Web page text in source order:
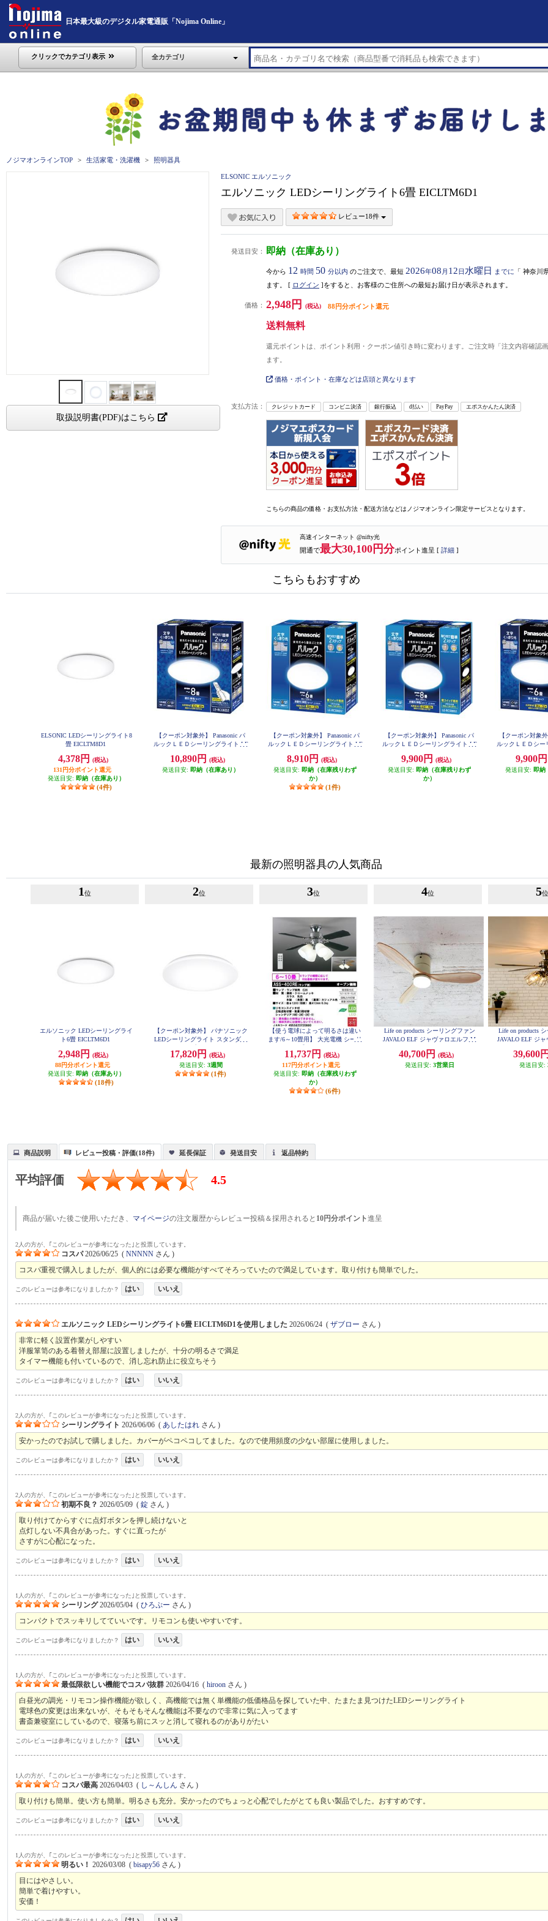
日本最大級のデジタル家電通販「Nojima Online」
クリックでカテゴリ表示 全カテゴリ
ノジマオンラインTOP 生活家電・洗濯機 照明器具
取扱説明書(PDF)はこちら
ELSONIC エルソニック
エルソニック LEDシーリングライト6畳 EICLTM6D1
レビュー18件
発送目安： 即納（在庫あり）
今から 12 時間 50 分以内 のご注文で、最短 2026年08 月 12日 水曜日 までに 「 神奈川
ます。 [ ログイン ]をすると、お客様のご住所への最短お届け日が表示されます。
価格： 2,948円 (税込) 88円分ポイント還元
送料無料
還元ポイントは、ポイント利用・クーポン値引き時に変わります。ご注文時「注文内容確認
ます。
価格・ポイント・在庫などは店頭と異なります
支払方法： クレジットカード コンビニ決済 銀行振込 d払い PayPay エポスかんたん決済
こちらの商品の価格・お支払方法・配送方法などはノジマオンライン限定サービスとなります。
高速インターネット @nifty光
開通で最大30,100円分ポイント進呈 [ 詳細 ]
こちらもおすすめ
ELSONIC LEDシーリングライト8
畳 EICLTM8D1
4,378円
(税込)
131円分ポイント還元
発送目安: 即納（在庫あり）
(4件)
【クーポン対象外】 Panasonic パ
ルックＬＥＤシーリングライト LE
10,890円
(税込)
発送目安: 即納（在庫あり）
【クーポン対象外】 Panasonic パ
ルックＬＥＤシーリングライト LE
8,910円
(税込)
発送目安: 即納（在庫残りわず
か）
(1件)
【クーポン対象外】 Panasonic パ
ルックＬＥＤシーリングライト LE
9,900円
(税込)
発送目安: 即納（在庫残りわず
か）
【クーポン対象
ルックＬＥＤシー
9,900円
発送目安: 即納
最新の照明器具の人気商品
1 位
エルソニック LEDシーリングライ
ト6畳 EICLTM6D1
2,948円
(税込)
88円分ポイント還元
発送目安: 即納（在庫あり）
(18件)
2位
【クーポン対象外】 パナソニック
LEDシーリングライト スタンダー
CM0834A
17,820円
(税込)
発送目安: 3週間
(1件)
3位
【使う電球によって明るさは違い
ます/6～10畳用】 大光電機 シーリ
売】 ASS-400RE
11,737円
(税込)
117円分ポイント還元
発送目安: 即納（在庫残りわず
か）
(6件)
4位
Life on products シーリングファン
JAVALO ELF ジャヴァロエルフ M
wood blades/調色切替式] ホワイト
JE-CF017D-WH
40,700円
(税込)
発送目安: 3営業日
5位
Life on products
JAVALO ELF ジ
6灯] ゴールド
39,600円
発送目安:
商品説明 レビュー投稿・評価(18件) 延長保証 発送目安 返品特約
平均評価 4.5
商品が届いた後ご使用いただき、 マイページの注文履歴からレビュー投稿＆採用されると 10円分ポイント進呈
2人の方が、｢このレビューが参考になった｣と投票しています。
コスパ 2026/06/25 (NNNNN さん )
コスパ重視で購入しましたが、個人的には必要な機能がすべてそろっていたので満足しています。取り付けも簡単でした。
このレビューは参考になりましたか？ はい いいえ
エルソニック LEDシーリングライト6畳 EICLTM6D1を使用しました 2026/06/24 (ザブロー さん )
非常に軽く設置作業がしやすい
洋服箪笥のある着替え部屋に設置しましたが、十分の明るさで満足
タイマー機能も付いているので、消し忘れ防止に役立ちそう
このレビューは参考になりましたか？ はい いいえ
2人の方が、｢このレビューが参考になった｣と投票しています。
シーリングライト 2026/06/06 (あしたはれ さん )
安かったのでお試しで購しました。カバーがペコペコしてました。なので使用頻度の少ない部屋に使用しました。
このレビューは参考になりましたか？ はい いいえ
2人の方が、｢このレビューが参考になった｣と投票しています。
初期不良？ 2026/05/09 (錠 さん )
取り付けてからすぐに点灯ボタンを押し続けないと
点灯しない不具合があった。すぐに直ったが
さすがに心配になった。
このレビューは参考になりましたか？ はい いいえ
1人の方が、｢このレビューが参考になった｣と投票しています。
シーリング 2026/05/04 (ひろぷー さん )
コンパクトでスッキリしてていいです。リモコンも使いやすいです。
このレビューは参考になりましたか？ はい いいえ
1人の方が、｢このレビューが参考になった｣と投票しています。
最低限欲しい機能でコスパ抜群 2026/04/16 (hiroon さん )
白昼光の調光・リモコン操作機能が欲しく、高機能では無く単機能の低価格品を探していた中、たまたま見つけたLEDシーリングライト
電球色の変更は出来ないが、そもそもそんな機能は不要なので非常に気に入ってます
書斎兼寝室にしているので、寝落ち前にスッと消して寝れるのがありがたい
このレビューは参考になりましたか？ はい いいえ
1人の方が、｢このレビューが参考になった｣と投票しています。
コスパ最高 2026/04/03 ( し～んしん さん )
取り付けも簡単。使い方も簡単。明るさも充分。安かったのでちょっと心配でしたがとても良い製品でした。おすすめです。
このレビューは参考になりましたか？ はい いいえ
1人の方が、｢このレビューが参考になった｣と投票しています。
明るい！ 2026/03/08 (bisapy56 さん )
目にはやさしい。
簡単で着けやすい。
安価！